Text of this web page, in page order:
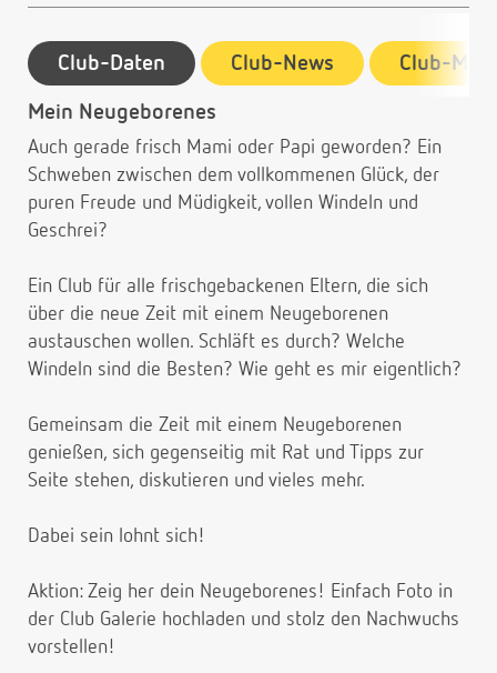
Club-Daten Club-News Club-
Mein Neugeborenes
Auch gerade frisch Mami oder Papi geworden? Ein
Schweben zwischen dem vollkommenen Glück, der
puren Freude und Müdigkeit, vollen Windeln und
Geschrei?
Ein Club für alle frischgebackenen Eltern, die sich
über die neue Zeit mit einem Neugeborenen
austauschen wollen. Schläft es durch? Welche
Windeln sind die Besten? Wie geht es mir eigentlich?
Gemeinsam die Zeit mit einem Neugeborenen
genießen, sich gegenseitig mit Rat und Tipps zur
Seite stehen, diskutieren und vieles mehr.
Dabei sein lohnt sich!
Aktion: Zeig her dein Neugeborenes! Einfach Foto in
der Club Galerie hochladen und stolz den Nachwuchs
vorstellen!